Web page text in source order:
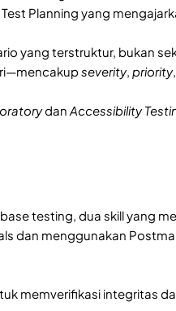
Planning yang
yang terstruktur, bukan
severity, priority
dan Accessibility
testing, dua skill yang
dan menggunakan
memverifikasi integritas